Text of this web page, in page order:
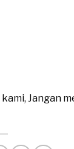
Jangan